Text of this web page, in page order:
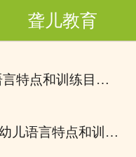
聋儿教育
0-1岁半婴儿语言特点和训练目标（一）
1岁半到3岁婴幼儿语言特点和训练的目标（二）